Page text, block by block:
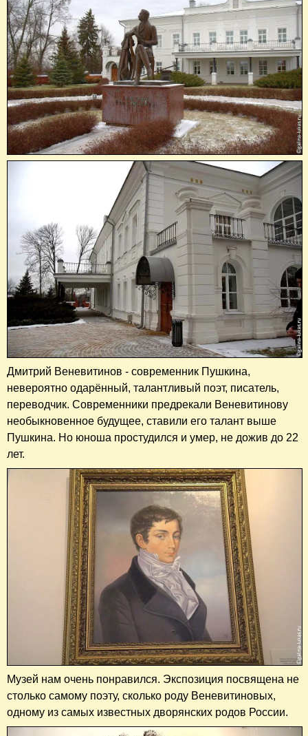
Дмитрий Веневитинов - современник Пушкина,
невероятно одарённый, талантливый поэт, писатель,
переводчик. Современники предрекали Веневитинову
необыкновенное будущее, ставили его талант выше
Пушкина. Но юноша простудился и умер, не дожив до 22
лет.
Музей нам очень понравился. Экспозиция посвящена не
столько самому поэту, сколько роду Веневитиновых,
одному из самых известных дворянских родов России.